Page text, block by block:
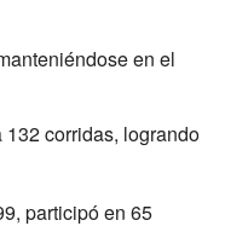
en el
corridas, logrando
participó en 65